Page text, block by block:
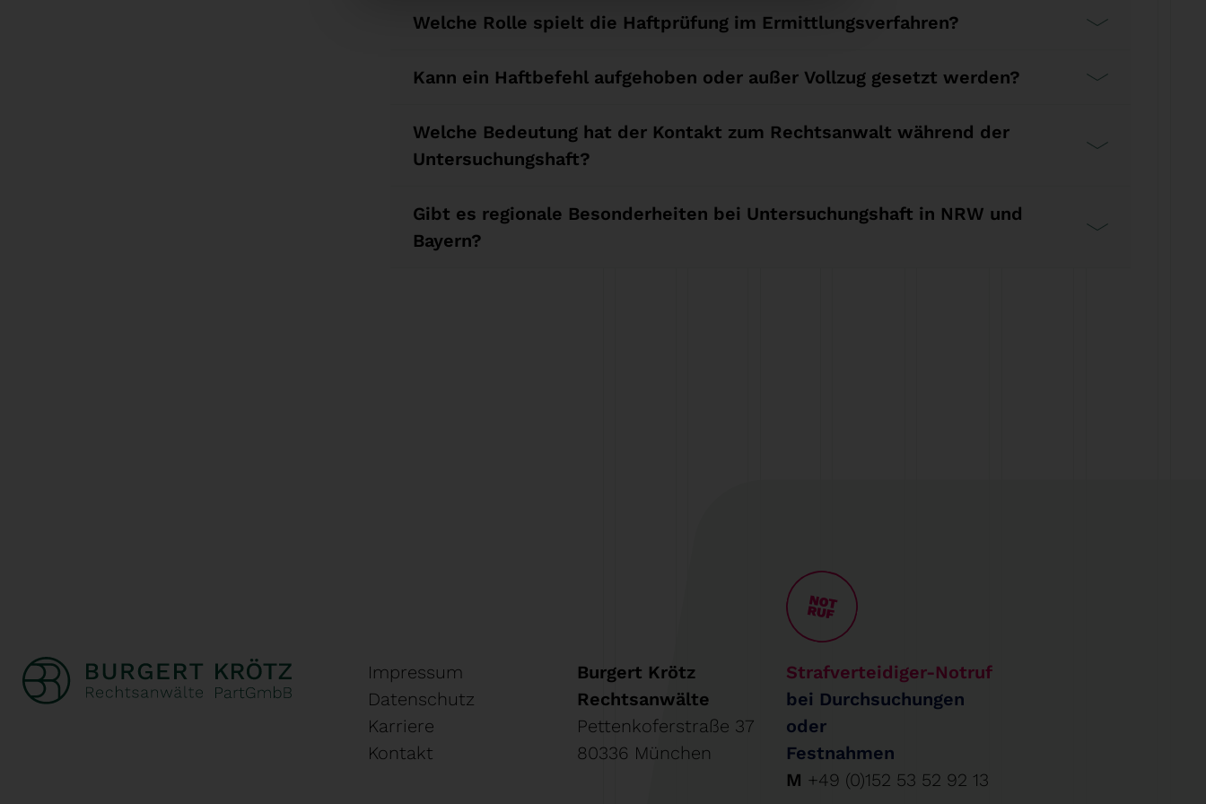
Welche Rolle spielt die Haftprüfung im Ermittlungsverfahren?
Kann ein Haftbefehl aufgehoben oder außer Vollzug gesetzt werden?
Welche Bedeutung hat der Kontakt zum Rechtsanwalt während der
Untersuchungshaft?
Gibt es regionale Besonderheiten bei Untersuchungshaft in NRW und
Bayern?
Impressum
Datenschutz
Karriere
Kontakt
Burgert Krötz
Rechtsanwälte
Pettenkoferstraße 37
80336 München
Strafverteidiger-Notruf
bei Durchsuchungen
oder
Festnahmen
M +49 (0)152 53 52 92 13